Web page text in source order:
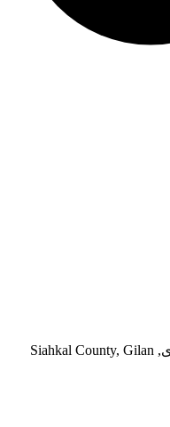
Siahkal, دهستان مالفجان, بخش مرکزی, Siahkal County, Gilan